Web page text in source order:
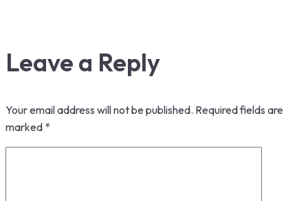
Leave a Reply
Your email address will not be published. Required fields are
marked *